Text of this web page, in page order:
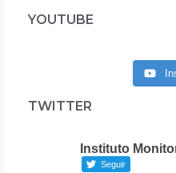
YOUTUBE
TWITTER
Instituto
Seguir